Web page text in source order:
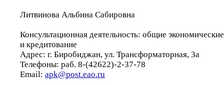
Литвинова Альбина Сабировна
Консультационная деятельность: общие
и кредитование
Адрес: г. Биробиджан, ул. Трансформаторная, 3а
Телефоны: раб. 8-(42622)-2-37-78
Email: apk@post.eao.ru